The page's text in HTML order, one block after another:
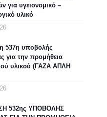
για υγειονομικό –
υλικό
537η υποβολής
για την προμήθεια
υλικού (ΓΑΖΑ ΑΠΛΗ
532ης ΥΠΟΒΟΛΗΣ